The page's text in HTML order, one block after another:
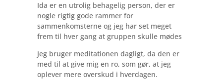
Ida er en utrolig behagelig person, der er
nogle rigtig gode rammer for
sammenkomsterne og jeg har set meget
frem til hver gang at gruppen skulle mødes
Jeg bruger meditationen dagligt, da den er
med til at give mig en ro, som gør, at jeg
oplever mere overskud i hverdagen.